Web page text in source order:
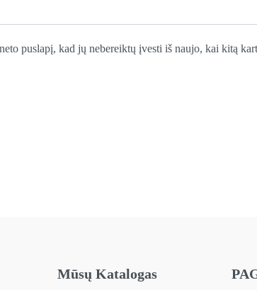
puslapį, kad jų nebereiktų įvesti iš naujo, kai kitą
Mūsų Katalogas